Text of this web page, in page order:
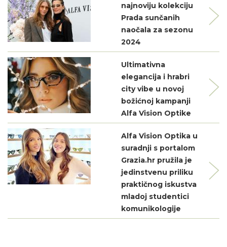
najnoviju kolekciju
Prada sunčanih
naočala za sezonu
2024
Ultimativna
elegancija i hrabri
city vibe u novoj
božićnoj kampanji
Alfa Vision Optike
Alfa Vision Optika u
suradnji s portalom
Grazia.hr pružila je
jedinstvenu priliku
praktičnog iskustva
mladoj studentici
komunikologije